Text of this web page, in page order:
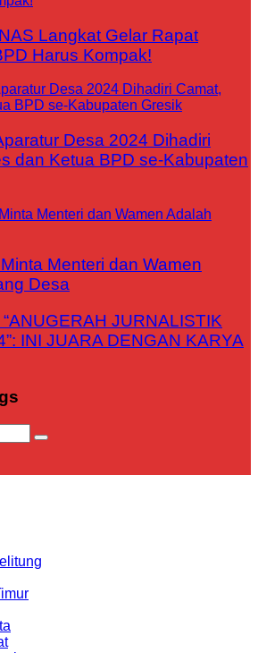
Langkat Gelar Rapat
Harus Kompak!
Desa 2024 Dihadiri
dan Ketua BPD se-Kabupaten
Menteri dan Wamen
Desa
JURNALISTIK
INI JUARA DENGAN KARYA